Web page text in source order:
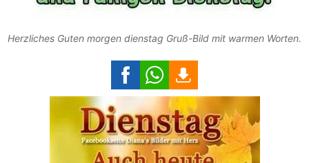
Herzliches Guten morgen dienstag Gruß-Bild mit warmen Worten.